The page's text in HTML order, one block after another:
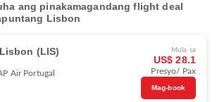
ang pinakamagandang flight deal
Lisbon
Lisbon (LIS)
Air Portugal
Mula sa
US$ 28.1
Presyo/ Pax
Mag-book